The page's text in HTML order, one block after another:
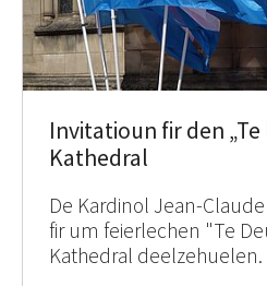
Invitatioun fir den „Te
Kathedral
De Kardinol Jean-
fir um feierlechen "Te
Kathedral deelzehuelen.